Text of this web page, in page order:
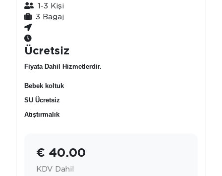
1-3 Kişi
3 Bagaj
Ücretsiz
Fiyata Dahil Hizmetlerdir.
Bebek koltuk
SU Ücretsiz
Atıştırmalık
€ 40.00
KDV Dahil